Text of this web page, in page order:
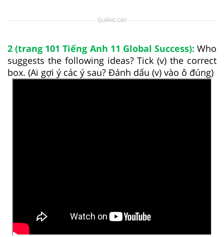
QUẢNG CÁO
2 (trang 101 Tiếng Anh 11 Global Success): Who
suggests the following ideas? Tick (v) the correct
box. (Ai gợi ý các ý sau? Đánh dấu (v) vào ô đúng)